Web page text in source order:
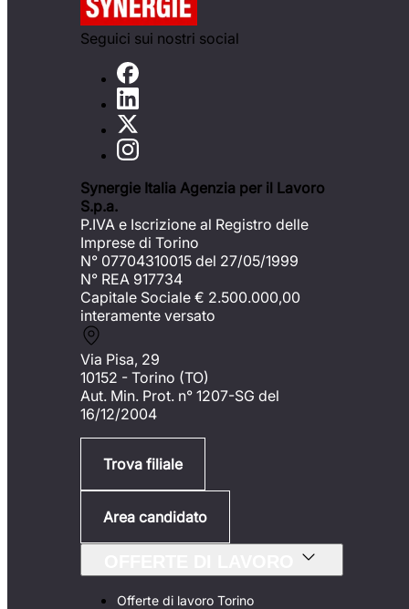
Seguici sui nostri social
Synergie Italia Agenzia per il Lavoro
S.p.a.
P.IVA e Iscrizione al Registro delle
Imprese di Torino
N° 07704310015 del 27/05/1999
N° REA 917734
Capitale Sociale € 2.500.000,00
interamente versato
Via Pisa, 29
10152 - Torino (TO)
Aut. Min. Prot. n° 1207-SG del
16/12/2004
Trova filiale
Area candidato
Offerte di lavoro Torino